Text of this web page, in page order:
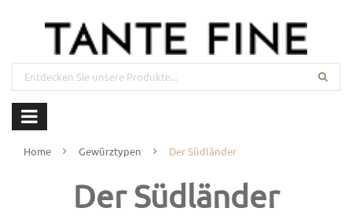
Home Gewürztypen Der Südländer
Der Südländer